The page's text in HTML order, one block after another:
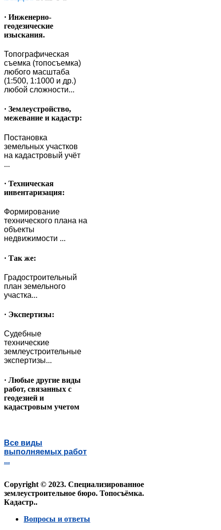
· Инженерно-
геодезические
изыскания.
Топографическая
съемка (топосъемка)
любого масштаба
(1:500, 1:1000 и др.)
любой сложности...
· Землеустройство,
межевание и кадастр:
Постановка
земельных участков
на кадастровый учёт
...
· Техническая
инвентаризация:
Формирование
технического плана на
объекты
недвижимости ...
· Так же:
Градостроительный
план земельного
участка...
· Экспертизы:
Судебные
технические
землеустроительные
экспертизы...
· Любые другие виды
работ, связанных с
геодезией и
кадастровым учетом
Все виды
выполняемых работ
...
Copyright © 2023. Специализированное
землеустроительное бюро. Топосъёмка.
Кадастр..
Вопросы и ответы